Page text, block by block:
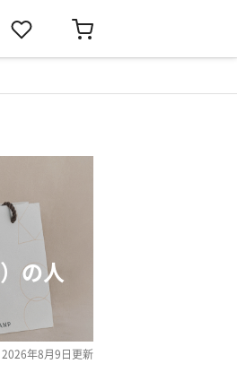
の人
2026年8月9日更新